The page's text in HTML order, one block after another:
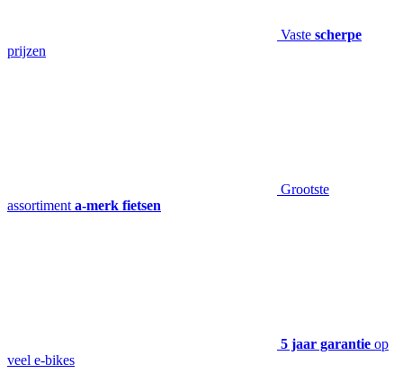
Vaste scherpe
prijzen
Grootste
assortiment a-merk fietsen
5 jaar garantie op
veel e-bikes